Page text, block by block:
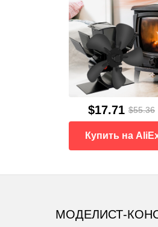
$17.71 $55.36
Купить на
МОДЕЛИСТ-